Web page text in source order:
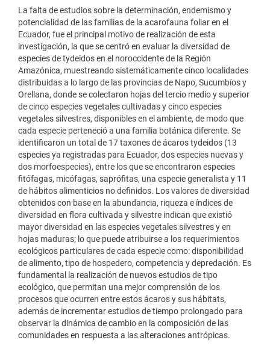
La falta de estudios sobre la determinación, endemismo y
potencialidad de las familias de la acarofauna foliar en el
Ecuador, fue el principal motivo de realización de esta
investigación, la que se centró en evaluar la diversidad de
especies de tydeidos en el noroccidente de la Región
Amazónica, muestreando sistemáticamente cinco localidades
distribuidas a lo largo de las provincias de Napo, Sucumbíos y
Orellana, donde se colectaron hojas del tercio medio y superior
de cinco especies vegetales cultivadas y cinco especies
vegetales silvestres, disponibles en el ambiente, de modo que
cada especie perteneció a una familia botánica diferente. Se
identificaron un total de 17 taxones de ácaros tydeidos (13
especies ya registradas para Ecuador, dos especies nuevas y
dos morfoespecies), entre los que se encontraron especies
fitófagas, micófagas, saprófitas, una especie generalista y 11
de hábitos alimenticios no definidos. Los valores de diversidad
obtenidos con base en la abundancia, riqueza e índices de
diversidad en flora cultivada y silvestre indican que existió
mayor diversidad en las especies vegetales silvestres y en
hojas maduras; lo que puede atribuirse a los requerimientos
ecológicos particulares de cada especie como: disponibilidad
de alimento, tipo de hospedero, competencia y depredación. Es
fundamental la realización de nuevos estudios de tipo
ecológico, que permitan una mejor comprensión de los
procesos que ocurren entre estos ácaros y sus hábitats,
además de incrementar estudios de tiempo prolongado para
observar la dinámica de cambio en la composición de las
comunidades en respuesta a las alteraciones antrópicas.